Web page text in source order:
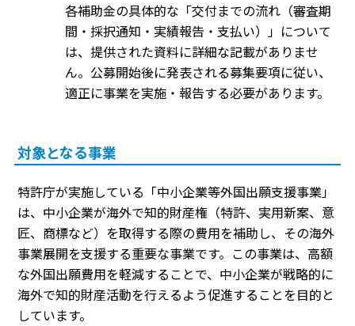
各補助金の具体的な「交付までの流れ（審査期
間・採択通知・実績報告・支払い）」について
は、提供された資料に詳細な記載がありませ
ん。公募開始後に発表される募集要項に従い、
適正に事業を実施・報告する必要があります。
対象となる事業
特許庁が実施している「中小企業等外国出願支援事業」
は、中小企業が海外で知的財産権（特許、実用新案、意
匠、商標など）を取得する際の費用を補助し、その海外
事業展開を支援する重要な事業です。この事業は、高額
な外国出願費用を軽減することで、中小企業が戦略的に
海外で知的財産活動を行えるよう促進することを目的と
しています。